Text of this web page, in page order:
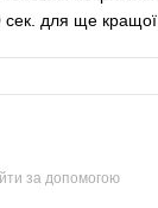
для ще кращої
за допомогою